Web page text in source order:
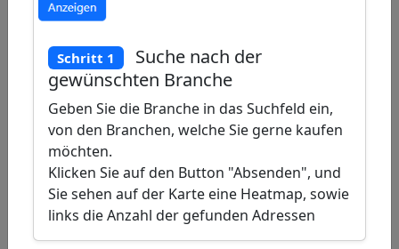
+
Draw
polygon
Draw
rectangle
Draw
Edit
layers
Delete
layers
Schritt 1
Suche nach der
gewünschten Branche
Geben Sie die Branche in das Suchfeld ein,
von den Branchen, welche Sie gerne kaufen
möchten.
Klicken Sie auf den Button "Absenden", und
Sie sehen auf der Karte eine Heatmap, sowie
links die Anzahl der gefunden Adressen